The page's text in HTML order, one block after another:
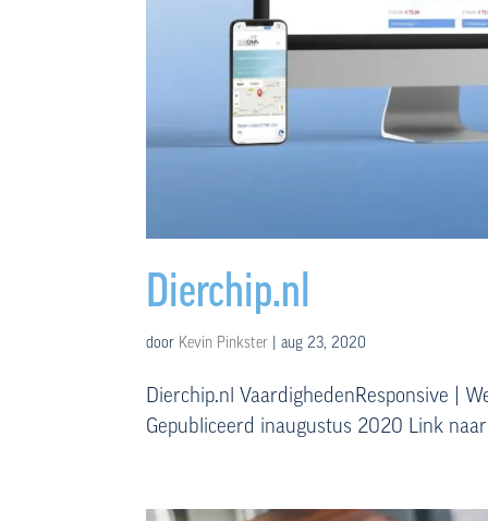
Dierchip.nl
door Kevin Pinkster |aug 23, 2020
Dierchip.nl VaardighedenResponsive |
Gepubliceerd inaugustus 2020 Link